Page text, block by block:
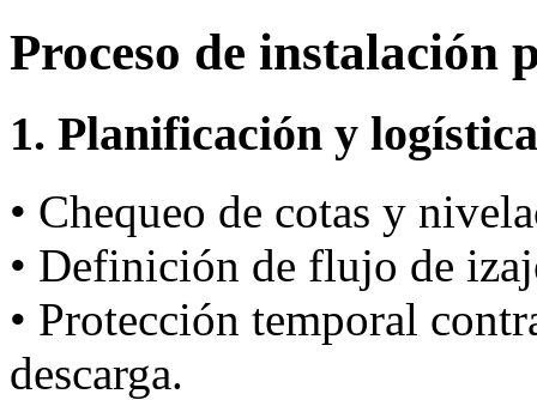
Proceso de instalación
1. Planificación y
• Chequeo de cotas y
• Definición de flujo de
• Protección temporal
descarga.